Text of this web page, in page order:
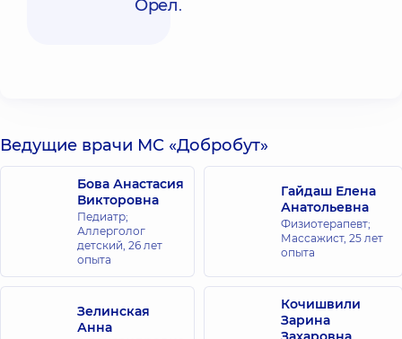
Орел.
Ведущие врачи МС «Добробут»
Бова Анастасия
Викторовна
Педиатр;
Аллерголог
детский, 26 лет
опыта
Гайдаш Елена
Анатольевна
Физиотерапевт;
Массажист, 25 лет
опыта
Зелинская
Анна
Кочишвили
Зарина